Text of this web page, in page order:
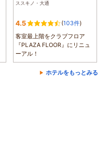
ススキノ・大通
4.5 (103件)
客室最上階をクラブフロア
『PLAZA FLOOR』にリニュ
ーアル！
ホテルをもっとみる